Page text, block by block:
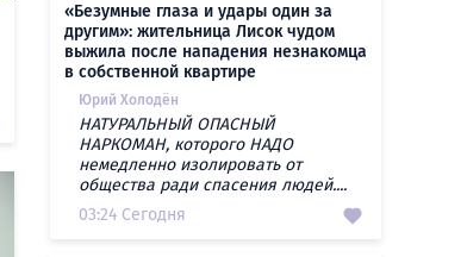
«Безумные глаза и удары один за
другим»: жительница Лисок чудом
выжила после нападения незнакомца
в собственной квартире
Юрий Холодён
НАТУРАЛЬНЫЙ ОПАСНЫЙ
НАРКОМАН, которого НАДО
немедленно изолировать от
общества ради спасения людей....
03:24 Сегодня